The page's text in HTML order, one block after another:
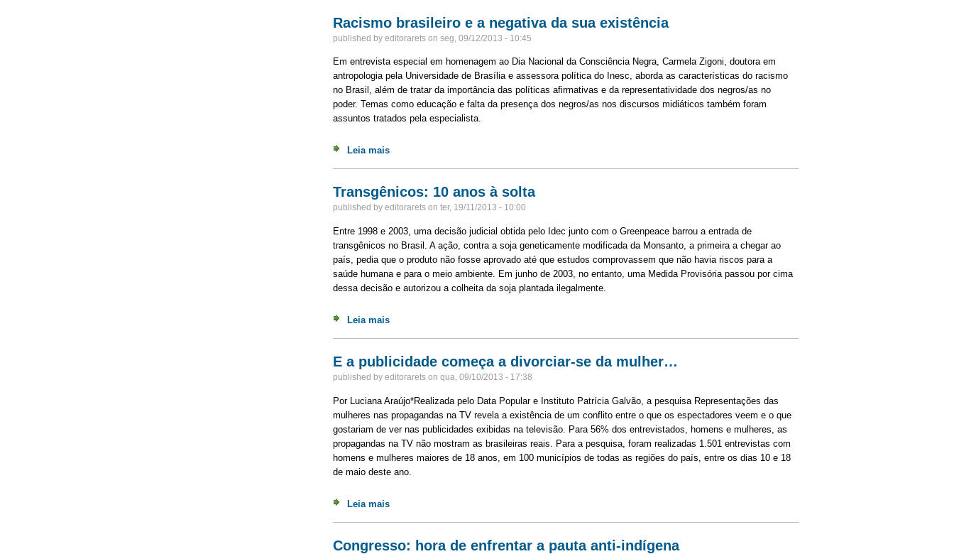
Racismo brasileiro e a negativa da sua existência
published by editorarets on seg, 09/12/2013 - 10:45
Em entrevista especial em homenagem ao Dia Nacional da Consciência Negra, Carmela Zigoni, doutora em
antropologia pela Universidade de Brasília e assessora política do Inesc, aborda as características do racismo
no Brasil, além de tratar da importância das políticas afirmativas e da representatividade dos negros/as no
poder. Temas como educação e falta da presença dos negros/as nos discursos midiáticos também foram
assuntos tratados pela especialista.
Leia mais
Transgênicos: 10 anos à solta
published by editorarets on ter, 19/11/2013 - 10:00
Entre 1998 e 2003, uma decisão judicial obtida pelo Idec junto com o Greenpeace barrou a entrada de
transgênicos no Brasil. A ação, contra a soja geneticamente modificada da Monsanto, a primeira a chegar ao
país, pedia que o produto não fosse aprovado até que estudos comprovassem que não havia riscos para a
saúde humana e para o meio ambiente. Em junho de 2003, no entanto, uma Medida Provisória passou por cima
dessa decisão e autorizou a colheita da soja plantada ilegalmente.
Leia mais
E a publicidade começa a divorciar-se da mulher…
published by editorarets on qua, 09/10/2013 - 17:38
Por Luciana Araújo*Realizada pelo Data Popular e Instituto Patrícia Galvão, a pesquisa Representações das
mulheres nas propagandas na TV revela a existência de um conflito entre o que os espectadores veem e o que
gostariam de ver nas publicidades exibidas na televisão. Para 56% dos entrevistados, homens e mulheres, as
propagandas na TV não mostram as brasileiras reais. Para a pesquisa, foram realizadas 1.501 entrevistas com
homens e mulheres maiores de 18 anos, em 100 municípios de todas as regiões do país, entre os dias 10 e 18
de maio deste ano.
Leia mais
Congresso: hora de enfrentar a pauta anti-indígena